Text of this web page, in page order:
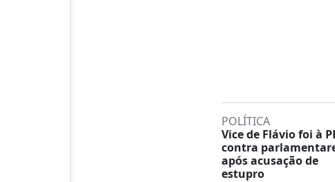
POLÍTICA
Vice de Flávio foi à
contra
após acusação de
estupro